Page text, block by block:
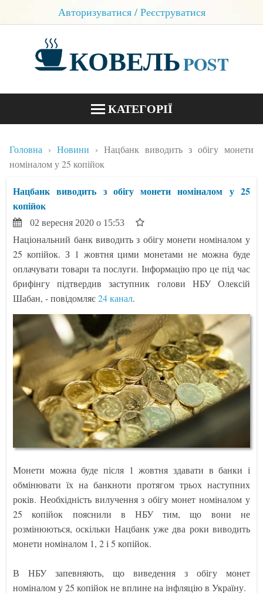
Авторизуватися / Реєструватися
КОВЕЛЬPOST
КАТЕГОРІЇ
КОНТАКТИ
Головна Новини
Нацбанк виводить з обігу монети
номіналом у 25 копійок
Нацбанк виводить з обігу монети номіналом у 25
копійок
02 вересня 2020 о 15:53
Національний банк виводить з обігу монети номіналом у
25 копійок. З 1 жовтня цими монетами не можна буде
оплачувати товари та послуги. Інформацію про це під час
брифінгу підтвердив заступник голови НБУ Олексій
Шабан, - повідомляє24 канал.
Монети можна буде після 1 жовтня здавати в банки і
обмінювати їх на банкноти протягом трьох наступних
років. Необхідність вилучення з обігу монет номіналом у
25 копійок пояснили в НБУ тим, що вони не
розмінюються, оскільки Нацбанк уже два роки виводить
монети номіналом 1, 2 і 5 копійок.
В НБУ запевняють, що виведення з обігу монет
номіналом у 25 копійок не вплине на інфляцію в Україну.